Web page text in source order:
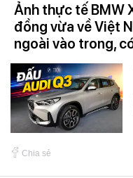
Ảnh thực tế BMW
đồng vừa về Việt
ngoài vào trong,
Chia sẻ